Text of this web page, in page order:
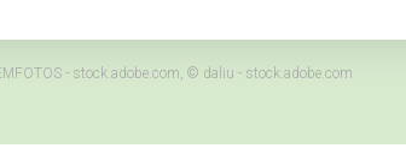
- stock.adobe.com, © daliu - stock.adobe.com